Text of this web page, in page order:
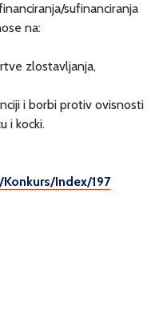
sufinanciranja
na:
zlostavljanja,
i borbi protiv ovisnosti
i kocki.
Index/197